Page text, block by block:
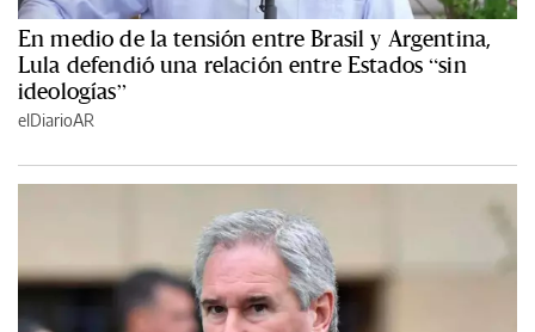
En medio de la tensión entre Brasil y Argentina,
Lula defendió una relación entre Estados “sin
ideologías”
elDiarioAR